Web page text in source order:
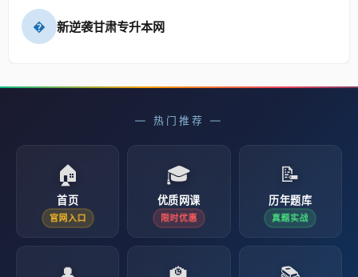
� 新逆袭甘肃专升本网
— 热门推荐 —
🏠
首页
官网入口
🎓
优质网课
限时优惠
📝
历年题库
真题实战